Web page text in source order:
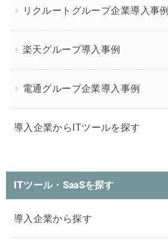
リクルートグループ企業導入事例
楽天グループ導入事例
電通グループ企業導入事例
導入企業からITツールを探す
ITツール・SaaSを探す
導入企業から探す